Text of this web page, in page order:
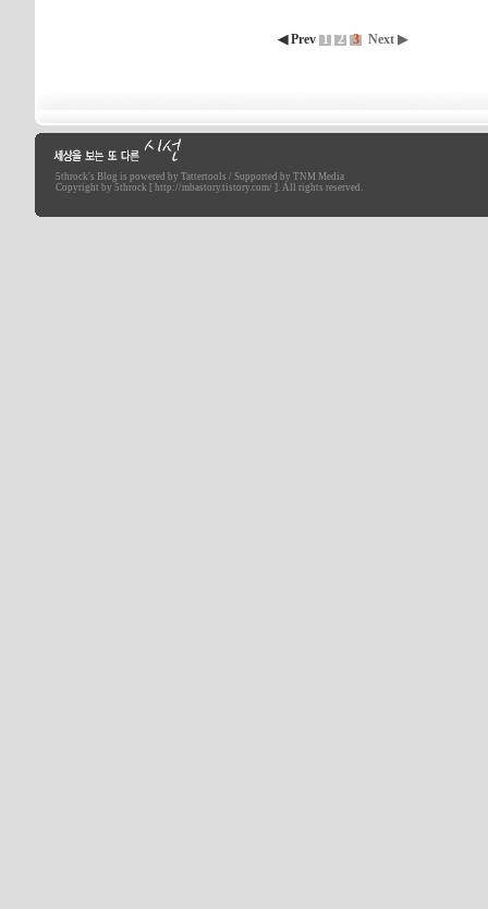
◀ Prev 1 2 3 Next ▶
세상을 보는 또 다른 시선
5throck's Blog is powered by Tattertools / Supported by TNM Media
Copyright by 5throck [ http://mbastory.tistory.com/ ]. All rights reserved.